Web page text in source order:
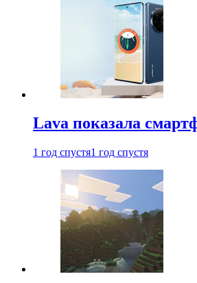
Lava показала
1 год спустя1 год спустя